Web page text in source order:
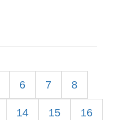
6 7 8
14 15 16